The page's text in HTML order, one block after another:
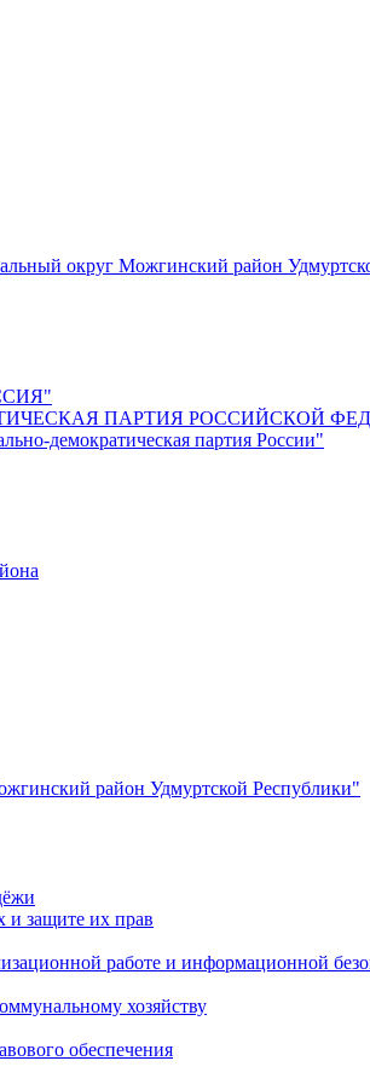
округ Можгинский район
ПАРТИЯ РОССИЙСКОЙ
демократическая партия России"
район Удмуртской Республики"
и защите их прав
работе и информационной
хозяйству
обеспечения